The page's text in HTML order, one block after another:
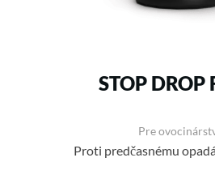
STOP DROP
Pre
Proti predčasnému